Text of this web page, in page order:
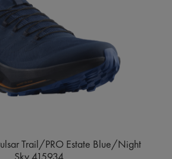
Trail/PRO Estate Blue/Night